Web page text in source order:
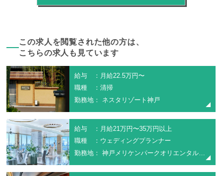
この求人を閲覧された他の方は、
こちらの求人も見ています
給与 ：月給22.5万円〜
職種 ：清掃
勤務地： ネスタリゾート神戸
給与 ：月給21万円〜35万円以上
職種 ：ウェディングプランナー
勤務地： 神戸メリケンパークオリエンタルホテル